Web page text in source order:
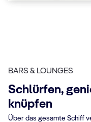
BARS & LOUNGES
Schlürfen,
knüpfen
Über das gesamte Schiff